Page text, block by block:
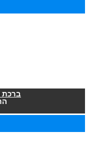
ברכת